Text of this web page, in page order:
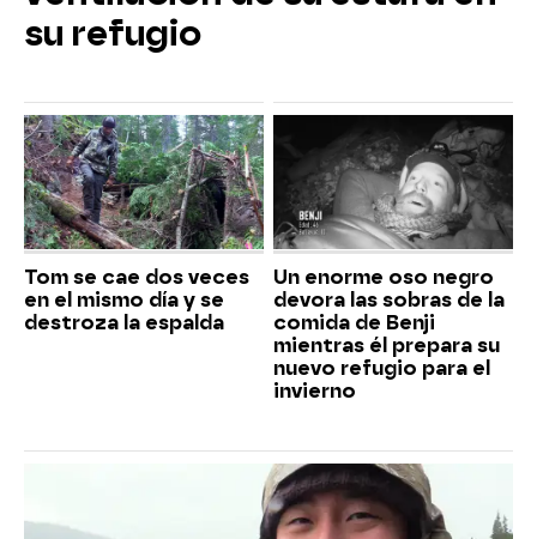
su refugio
Tom se cae dos veces
en el mismo día y se
destroza la espalda
Un enorme oso negro
devora las sobras de la
comida de Benji
mientras él prepara su
nuevo refugio para el
invierno